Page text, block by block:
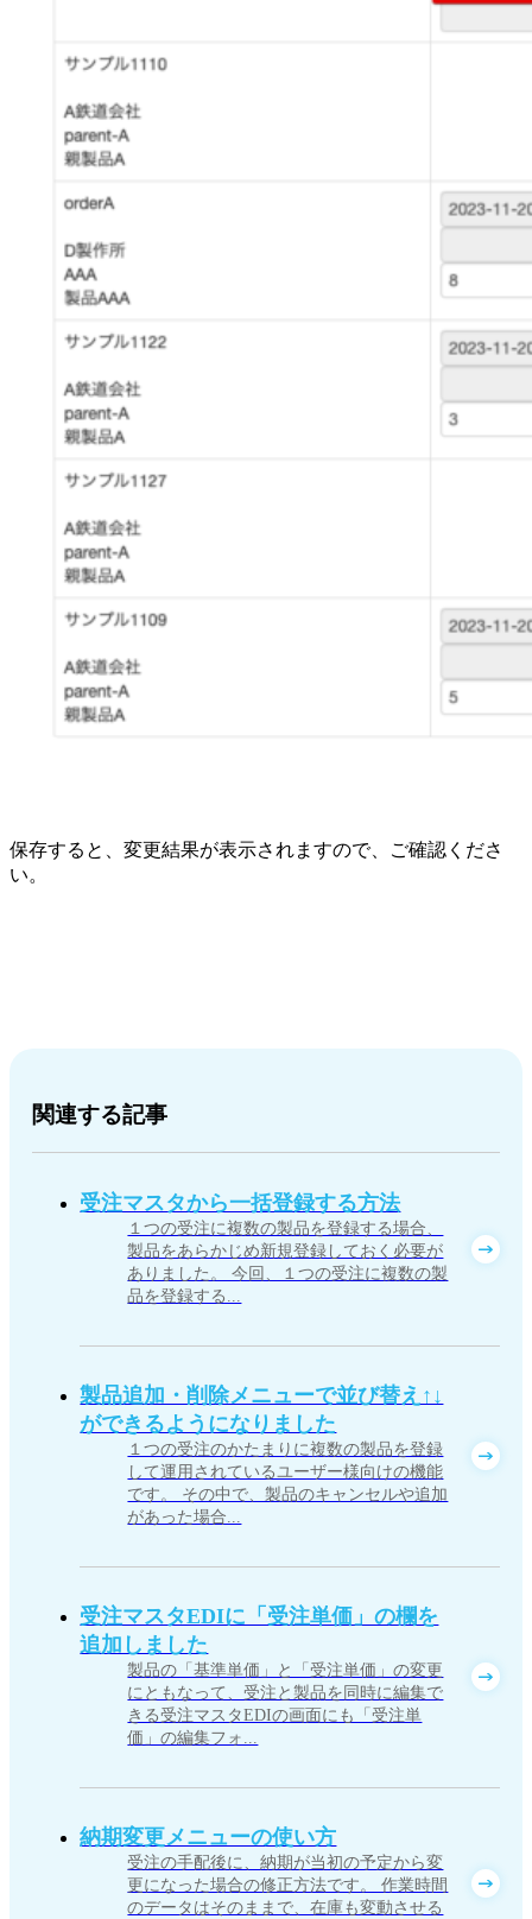
保存すると、変更結果が表示されますので、ご確認くださ
い。
関連する記事
受注マスタから一括登録する方法
１つの受注に複数の製品を登録する場合、
製品をあらかじめ新規登録しておく必要が
ありました。 今回、１つの受注に複数の製
品を登録する...
製品追加・削除メニューで並び替え↑↓
ができるようになりました
１つの受注のかたまりに複数の製品を登録
して運用されているユーザー様向けの機能
です。 その中で、製品のキャンセルや追加
があった場合...
受注マスタEDIに「受注単価」の欄を
追加しました
製品の「基準単価」と「受注単価」の変更
にともなって、受注と製品を同時に編集で
きる受注マスタEDIの画面にも「受注単
価」の編集フォ...
納期変更メニューの使い方
受注の手配後に、納期が当初の予定から変
更になった場合の修正方法です。 作業時間
のデータはそのままで、在庫も変動させる